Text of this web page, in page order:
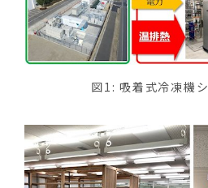
図1: 吸着式冷凍機